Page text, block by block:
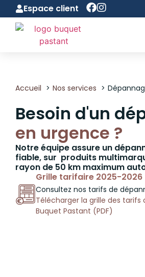
Espace client
Accueil Nos services
Besoin d'un
en urgence ?
Notre équipe assure un
fiable, sur produits
rayon de 50 km maximum
Grille tarifaire 2025-2026
Consultez nos tarifs de
Télécharger la grille des tarifs
Buquet Pastant (PDF)